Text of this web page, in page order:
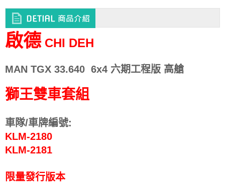
啟德 CHI DEH
MAN TGX 33.640 6x4 六期工程版 高艙
獅王雙車套組
車隊/車牌編號:
KLM-2180
KLM-2181
限量發行版本